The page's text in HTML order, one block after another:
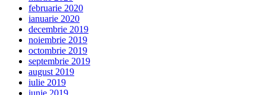
februarie 2020
ianuarie 2020
decembrie 2019
noiembrie 2019
octombrie 2019
septembrie 2019
august 2019
iulie 2019
iunie 2019